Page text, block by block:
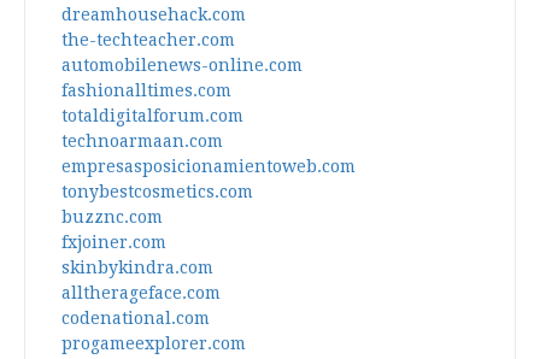
dreamhousehack.com
the-techteacher.com
automobilenews-online.com
fashionalltimes.com
totaldigitalforum.com
technoarmaan.com
empresasposicionamientoweb.com
tonybestcosmetics.com
buzznc.com
fxjoiner.com
skinbykindra.com
alltherageface.com
codenational.com
progameexplorer.com